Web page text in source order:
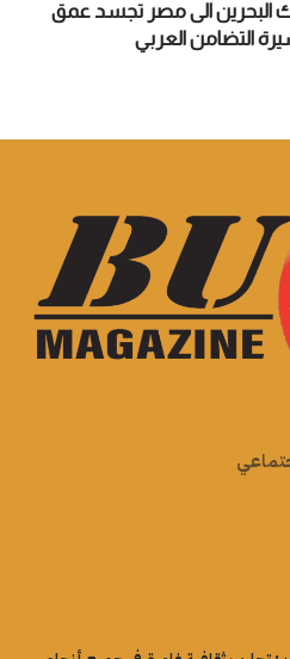
البحرين الى مصر تجسد عمق
التضامن العربي